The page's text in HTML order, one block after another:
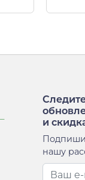
и
нашу